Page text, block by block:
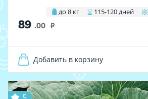
до 8 кг 115-120 дней
89 .00 i
Добавить в корзину